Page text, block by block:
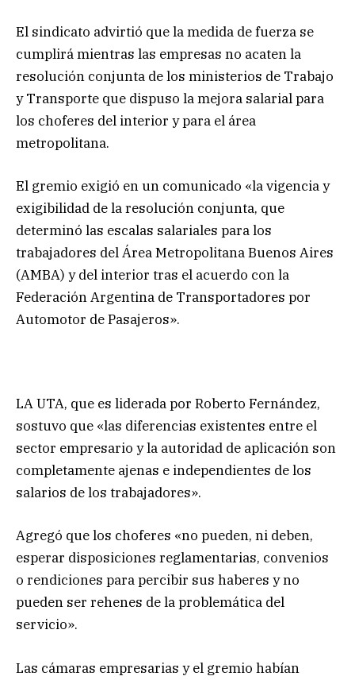
El sindicato advirtió que la medida de fuerza se
cumplirá mientras las empresas no acaten la
resolución conjunta de los ministerios de Trabajo
y Transporte que dispuso la mejora salarial para
los choferes del interior y para el área
metropolitana.
El gremio exigió en un comunicado «la vigencia y
exigibilidad de la resolución conjunta, que
determinó las escalas salariales para los
trabajadores del Área Metropolitana Buenos Aires
(AMBA) y del interior tras el acuerdo con la
Federación Argentina de Transportadores por
Automotor de Pasajeros».
LA UTA, que es liderada por Roberto Fernández,
sostuvo que «las diferencias existentes entre el
sector empresario y la autoridad de aplicación son
completamente ajenas e independientes de los
salarios de los trabajadores».
Agregó que los choferes «no pueden, ni deben,
esperar disposiciones reglamentarias, convenios
o rendiciones para percibir sus haberes y no
pueden ser rehenes de la problemática del
servicio».
Las cámaras empresarias y el gremio habían